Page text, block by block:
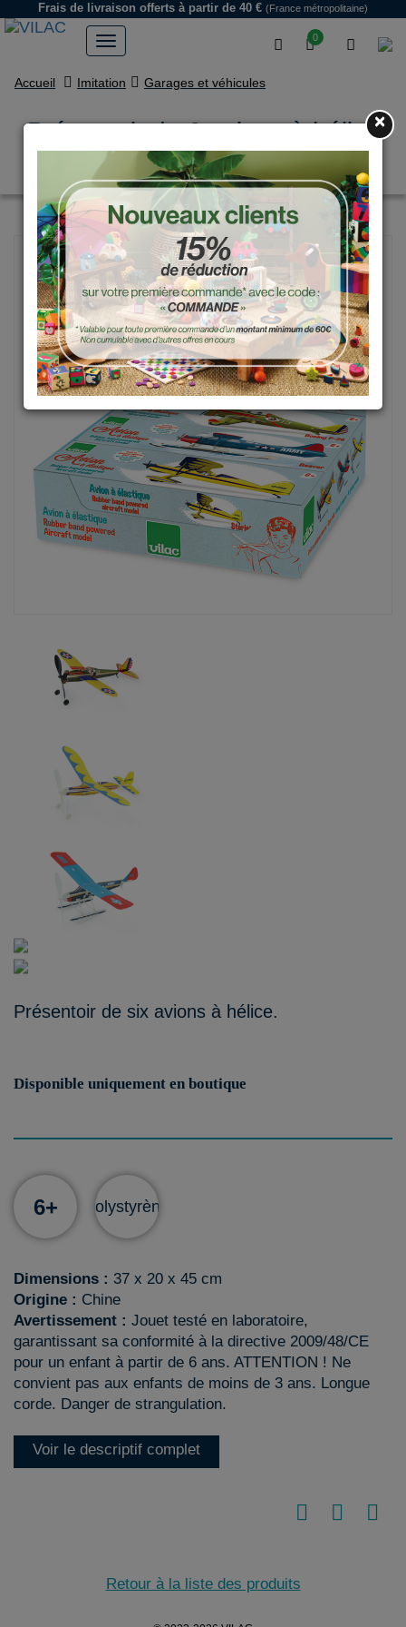
0
Frais de livraison offerts à partir de 40 € (France métropolitaine)
Accueil Imitation Garages et véhicules
Présentoir de 6 avions à hélice
assortis
Présentoir de six avions à hélice.
Disponible uniquement en boutique
6+ Polystyrène
Dimensions : 37 x 20 x 45 cm
Origine : Chine
Avertissement : Jouet testé en laboratoire,
garantissant sa conformité à la directive 2009/48/CE
pour un enfant à partir de 6 ans. ATTENTION ! Ne
convient pas aux enfants de moins de 3 ans. Longue
corde. Danger de strangulation.
Voir le descriptif complet
Retour à la liste des produits
×